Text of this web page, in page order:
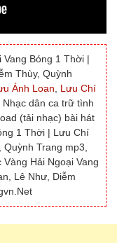
Vang Bóng 1 Thời |
Thùy, Quỳnh
Ánh Loan
Lưu Chí
dân ca trữ tình
(tải nhạc) bài hát
1 Thời | Lưu Chí
Trang mp3,
Hải Ngoại Vang
Lê Như, Diễm